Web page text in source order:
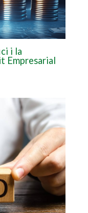
i la
Empresarial